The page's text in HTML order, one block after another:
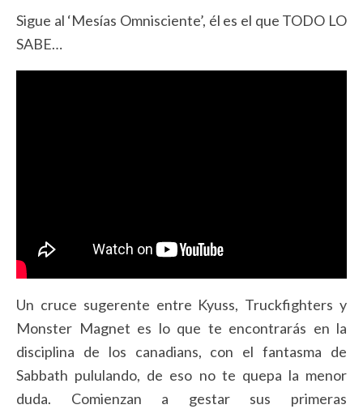
Sigue al ‘Mesías Omnisciente’, él es el que TODO LO
SABE…
Un cruce sugerente entre Kyuss, Truckfighters y
Monster Magnet es lo que te encontrarás en la
disciplina de los canadians, con el fantasma de
Sabbath pululando, de eso no te quepa la menor
duda. Comienzan a gestar sus primeras